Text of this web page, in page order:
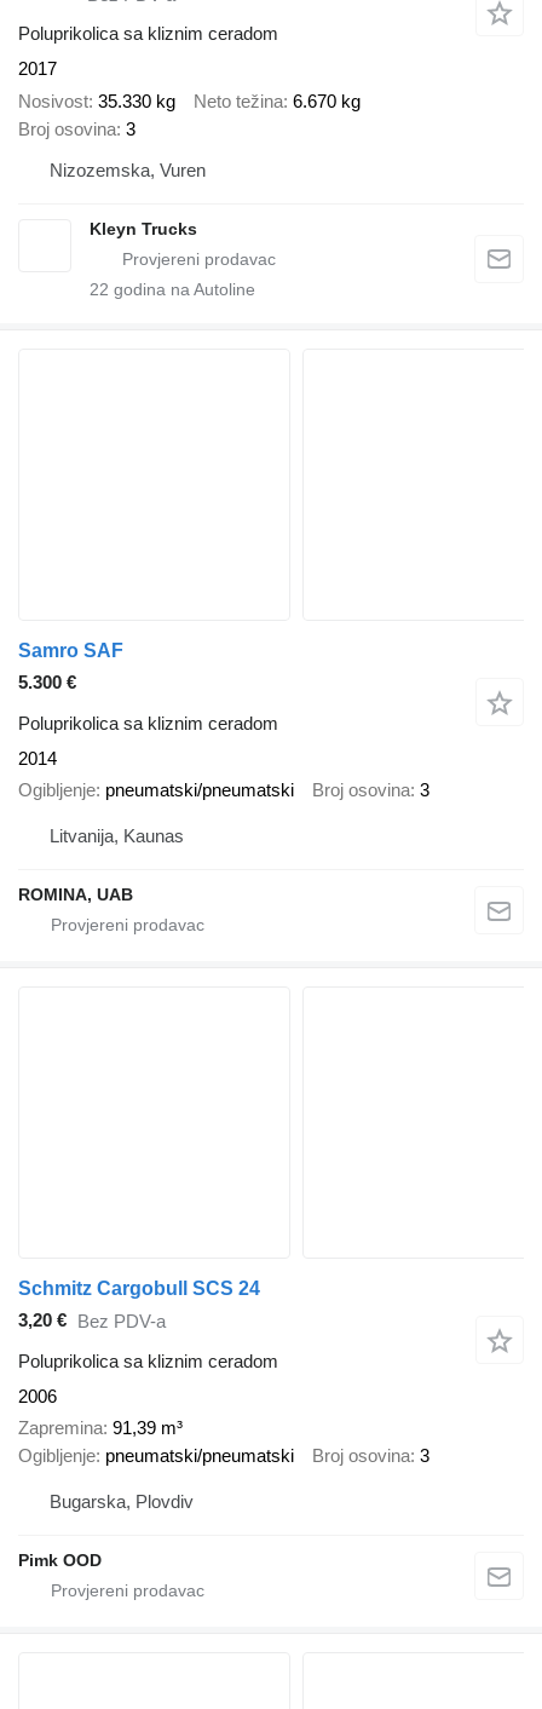
Poluprikolica sa kliznim ceradom
2017
Nosivost 35.330 kg Neto težina 6.670 kg
Broj osovina 3
Nizozemska, Vuren
Kleyn Trucks
22 godina na Autoline
Samro SAF
5.300 €
Poluprikolica sa kliznim ceradom
2014
Ogibljenje pneumatski/pneumatski Broj osovina 3
Litvanija, Kaunas
ROMINA, UAB
Schmitz Cargobull SCS 24
3,20 € Bez PDV-a
Poluprikolica sa kliznim ceradom
2006
Zapremina 91,39 m³
Ogibljenje pneumatski/pneumatski Broj osovina 3
Bugarska, Plovdiv
Pimk OOD